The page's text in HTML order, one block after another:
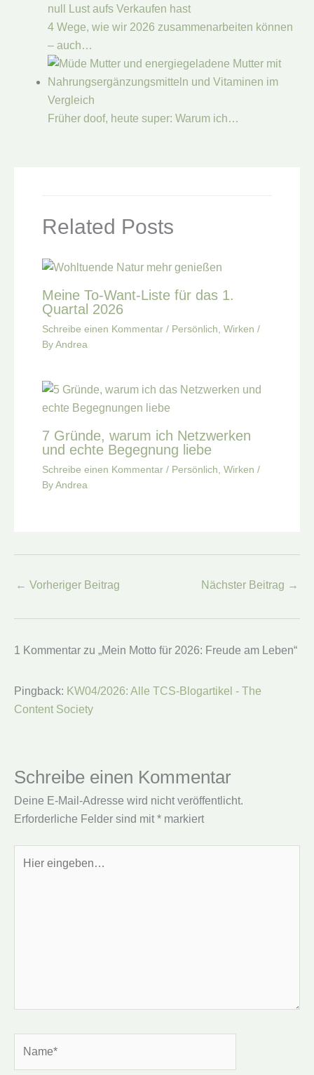
4 Wege, wie wir 2026 zusammenarbeiten können
– auch…
Früher doof, heute super: Warum ich…
Related Posts
Meine To-Want-Liste für das 1.
Quartal 2026
Schreibe einen Kommentar / Persönlich, Wirken /
ByAndrea
7 Gründe, warum ich Netzwerken
und echte Begegnung liebe
Schreibe einen Kommentar / Persönlich, Wirken /
ByAndrea
← Vorheriger Beitrag Nächster Beitrag →
1 Kommentar zu „Mein Motto für 2026: Freude am Leben“
Pingback: KW04/2026: Alle TCS-Blogartikel - The
Content Society
Schreibe einen Kommentar
Deine E-Mail-Adresse wird nicht veröffentlicht.
Erforderliche Felder sind mit * markiert
eingeben…